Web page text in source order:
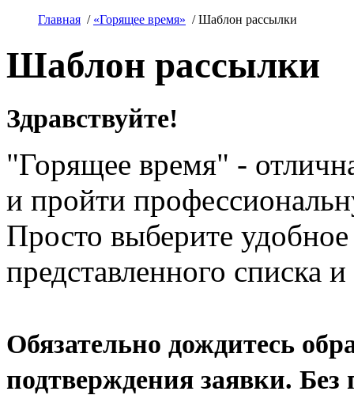
Главная / «Горящее время» /Шаблон рассылки
Шаблон рассылки
Здравствуйте!
"Горящее время" -
и пройти
Просто выберите
представленного списка и
Обязательно дождитесь
подтверждения заявки.